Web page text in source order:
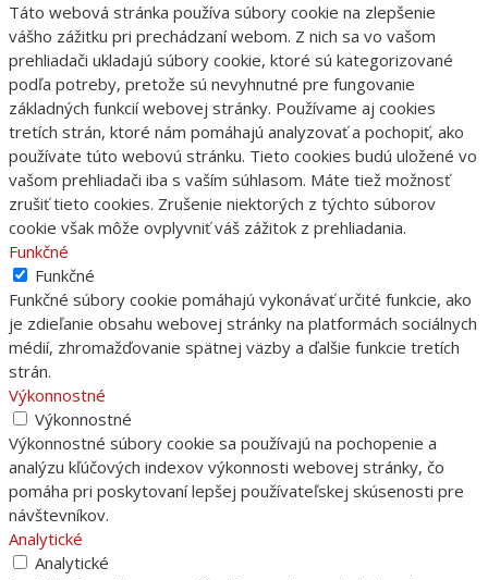
Táto webová stránka používa súbory cookie na zlepšenie
vášho zážitku pri prechádzaní webom. Z nich sa vo vašom
prehliadači ukladajú súbory cookie, ktoré sú kategorizované
podľa potreby, pretože sú nevyhnutné pre fungovanie
základných funkcií webovej stránky. Používame aj cookies
tretích strán, ktoré nám pomáhajú analyzovať a pochopiť, ako
používate túto webovú stránku. Tieto cookies budú uložené vo
vašom prehliadači iba s vaším súhlasom. Máte tiež možnosť
zrušiť tieto cookies. Zrušenie niektorých z týchto súborov
cookie však môže ovplyvniť váš zážitok z prehliadania.
Funkčné
Funkčné
Funkčné súbory cookie pomáhajú vykonávať určité funkcie, ako
je zdieľanie obsahu webovej stránky na platformách sociálnych
médií, zhromažďovanie spätnej väzby a ďalšie funkcie tretích
strán.
Výkonnostné
Výkonnostné
Výkonnostné súbory cookie sa používajú na pochopenie a
analýzu kľúčových indexov výkonnosti webovej stránky, čo
pomáha pri poskytovaní lepšej používateľskej skúsenosti pre
návštevníkov.
Analytické
Analytické